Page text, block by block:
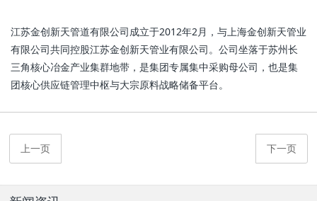
江苏金创新天管道有限公司成立于2012年2月，与上海金创新天管业
有限公司共同控股江苏金创新天管业有限公司。公司坐落于苏州长
三角核心冶金产业集群地带，是集团专属集中采购母公司，也是集
团核心供应链管理中枢与大宗原料战略储备平台。
上一页 下一页